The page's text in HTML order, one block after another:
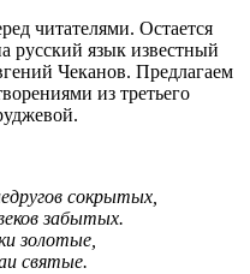
читателями. Остается
русский язык известный
Чеканов. Предлагаем
из третьего
сокрытых,
забытых.
золотые,
святые.